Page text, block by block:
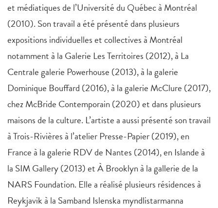
et médiatiques de l’Université du Québec à Montréal
(2010). Son travail a été présenté dans plusieurs
expositions individuelles et collectives à Montréal
notamment à la Galerie Les Territoires (2012), à La
Centrale galerie Powerhouse (2013), à la galerie
Dominique Bouffard (2016), à la galerie McClure (2017),
chez McBride Contemporain (2020) et dans plusieurs
maisons de la culture. L’artiste a aussi présenté son travail
à Trois-Rivières à l’atelier Presse-Papier (2019), en
France à la galerie RDV de Nantes (2014), en Islande à
la SIM Gallery (2013) et À Brooklyn à la gallerie de la
NARS Foundation. Elle a réalisé plusieurs résidences à
Reykjavik à la Samband Islenska myndlistarmanna